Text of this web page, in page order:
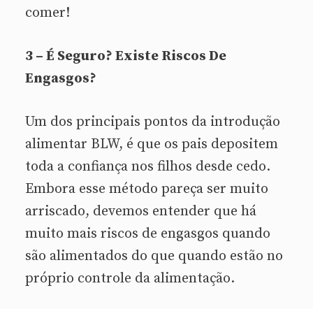
comer!
3 – É Seguro? Existe Riscos De
Engasgos?
Um dos principais pontos da introdução
alimentar BLW, é que os pais depositem
toda a confiança nos filhos desde cedo.
Embora esse método pareça ser muito
arriscado, devemos entender que há
muito mais riscos de engasgos quando
são alimentados do que quando estão no
próprio controle da alimentação.